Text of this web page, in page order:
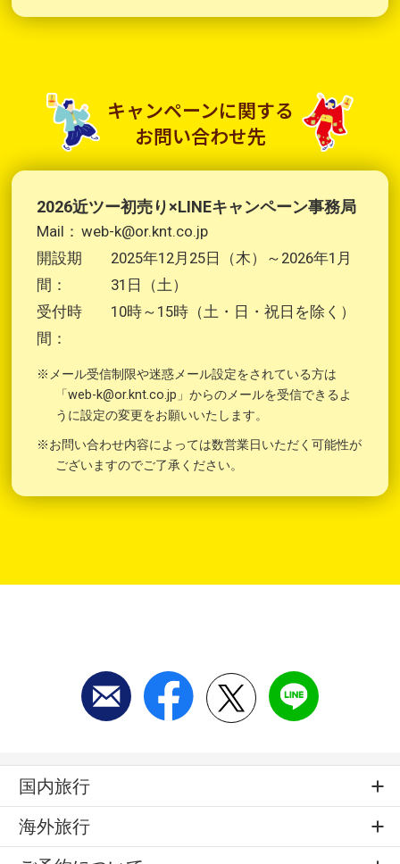
キャンペーンに関する
お問い合わせ先
2026近ツー初売り×LINEキャンペーン事務局
Mail： web-k@or.knt.co.jp
開設期
間：
2025年12月25日（木）～2026年1月
31日（土）
受付時
間：
10時～15時（土・日・祝日を除く）
※メール受信制限や迷惑メール設定をされている方は
「web-k@or.knt.co.jp」からのメールを受信できるよ
うに設定の変更をお願いいたします。
※お問い合わせ内容によっては数営業日いただく可能性が
ございますのでご了承ください。
国内旅行
海外旅行